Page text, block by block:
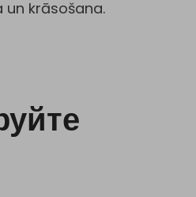
krāsošana.